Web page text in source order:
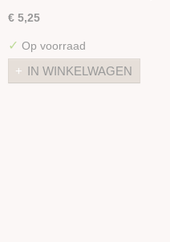
€ 5,25
✓ Op voorraad
IN WINKELWAGEN